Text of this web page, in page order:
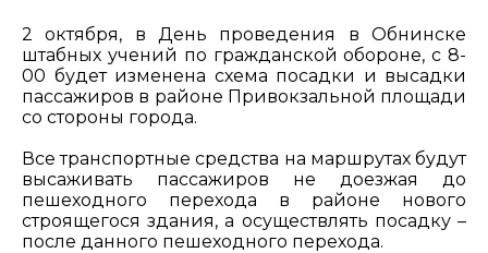
2 октября, в День проведения в Обнинске
штабных учений по гражданской обороне, с 8-
00 будет изменена схема посадки и высадки
пассажиров в районе Привокзальной площади
со стороны города.
Все транспортные средства на маршрутах будут
высаживать пассажиров не доезжая до
пешеходного перехода в районе нового
строящегося здания, а осуществлять посадку –
после данного пешеходного перехода.